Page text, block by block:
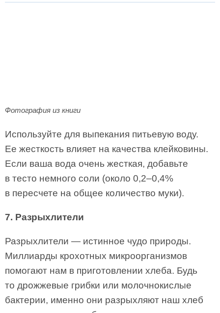
Фотография из книги
Используйте для выпекания питьевую воду.
Ее жесткость влияет на качества клейковины.
Если ваша вода очень жесткая, добавьте
в тесто немного соли (около 0,2–0,4%
в пересчете на общее количество муки).
7. Разрыхлители
Разрыхлители — истинное чудо природы.
Миллиарды крохотных микроорганизмов
помогают нам в приготовлении хлеба. Будь
то дрожжевые грибки или молочнокислые
бактерии, именно они разрыхляют наш хлеб